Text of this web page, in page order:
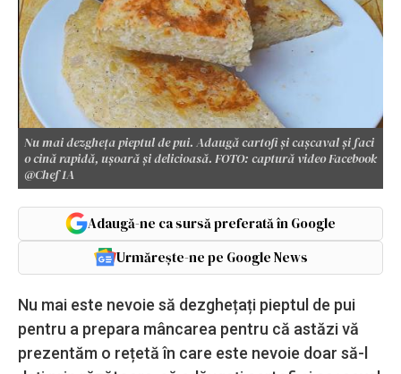
Nu mai dezgheța pieptul de pui. Adaugă cartofi și cașcaval și faci
o cină rapidă, ușoară și delicioasă. FOTO: captură video Facebook
@Chef 1A
Adaugă-ne ca sursă preferată în Google
Urmărește-ne pe Google News
Nu mai este nevoie să dezghețați pieptul de pui
pentru a prepara mâncarea pentru că astăzi vă
prezentăm o rețetă în care este nevoie doar să-l